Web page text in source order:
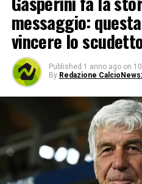
messaggio:
vincere lo
Published 1 anno ago on
By Redazione